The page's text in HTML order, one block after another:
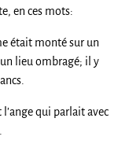
en ces mots:
était monté sur un
lieu ombragé; il y
qui parlait avec